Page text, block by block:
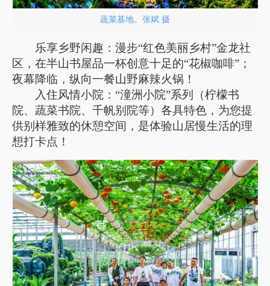
蔬菜基地。张斌 摄
乐享乡野闲趣：漫步“红色美丽乡村”金龙社
区，在半山书屋品一杯创意十足的“花椒咖啡”；
夜幕降临，纵向一餐山野麻辣火锅！
入住风情小院：“潼洲小院”系列（柠檬书
院、蔬菜书院、千帆别院等）各具特色，为您提
供别样雅致的休憩空间，是体验山居慢生活的理
想打卡点！